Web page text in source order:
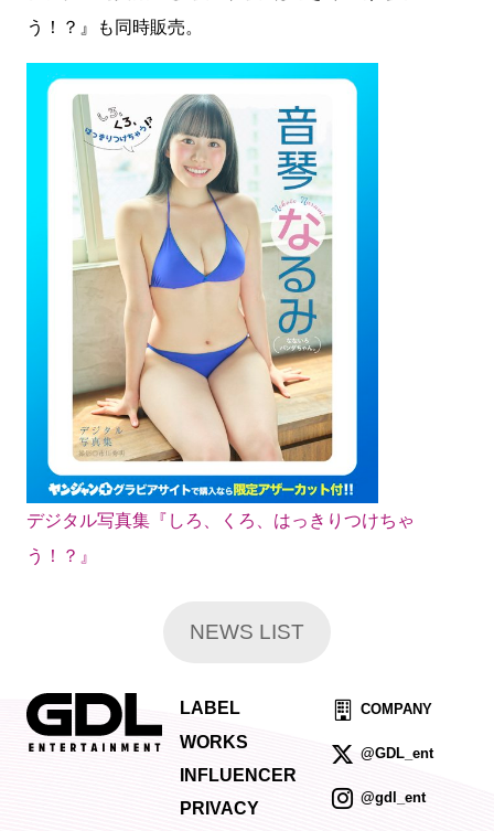
う！？』も同時販売。
デジタル写真集『しろ、くろ、はっきりつけちゃ
う！？』
NEWS LIST
LABEL
WORKS
INFLUENCER
PRIVACY
COMPANY
@GDL_ent
@gdl_ent